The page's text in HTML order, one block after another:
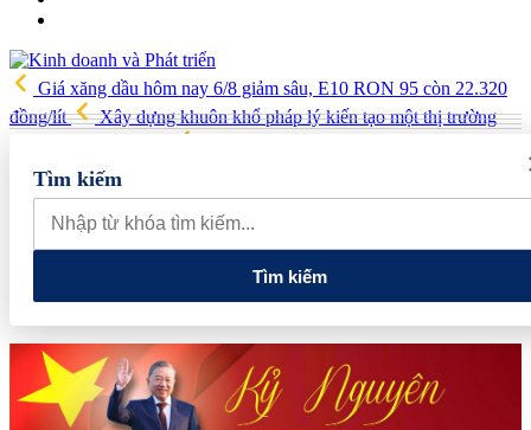
Giá xăng dầu hôm nay 6/8 giảm sâu, E10 RON 95 còn 22.320
đồng/lít
Xây dựng khuôn khổ pháp lý kiến tạo một thị trường
thái kinh doanh trải rộng
Hormuz
Đông Fest 2026 công bố chuỗi hoạt động mùa hè
“Đông đúc đủ Đầy – Hội hè háo hức” tại Hà Nội
Tìm kiếm
Tìm kiếm